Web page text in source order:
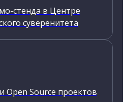
стенда в Центре
суверенитета
Source проектов